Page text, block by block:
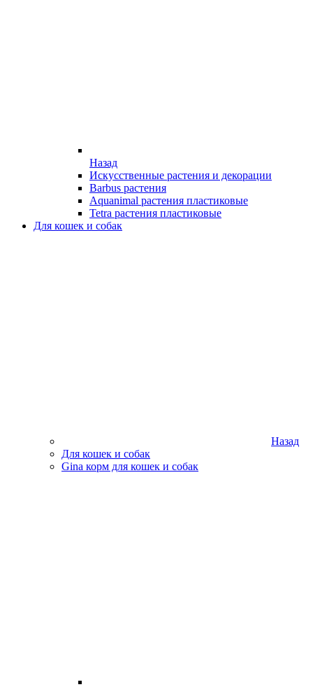
Назад
Искусственные растения и декорации
Barbus растения
Aquanimal растения пластиковые
Tetra растения пластиковые
Для кошек и собак
Назад
Для кошек и собак
Gina корм для кошек и собак